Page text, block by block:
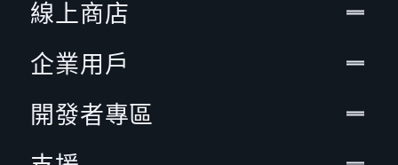
線上商店
企業用戶
開發者專區